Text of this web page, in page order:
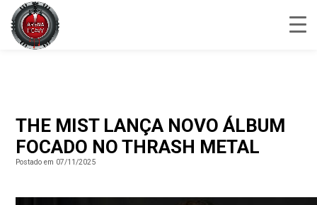
THE MIST LANÇA NOVO ÁLBUM
FOCADO NO THRASH METAL
Postado em 07/11/2025